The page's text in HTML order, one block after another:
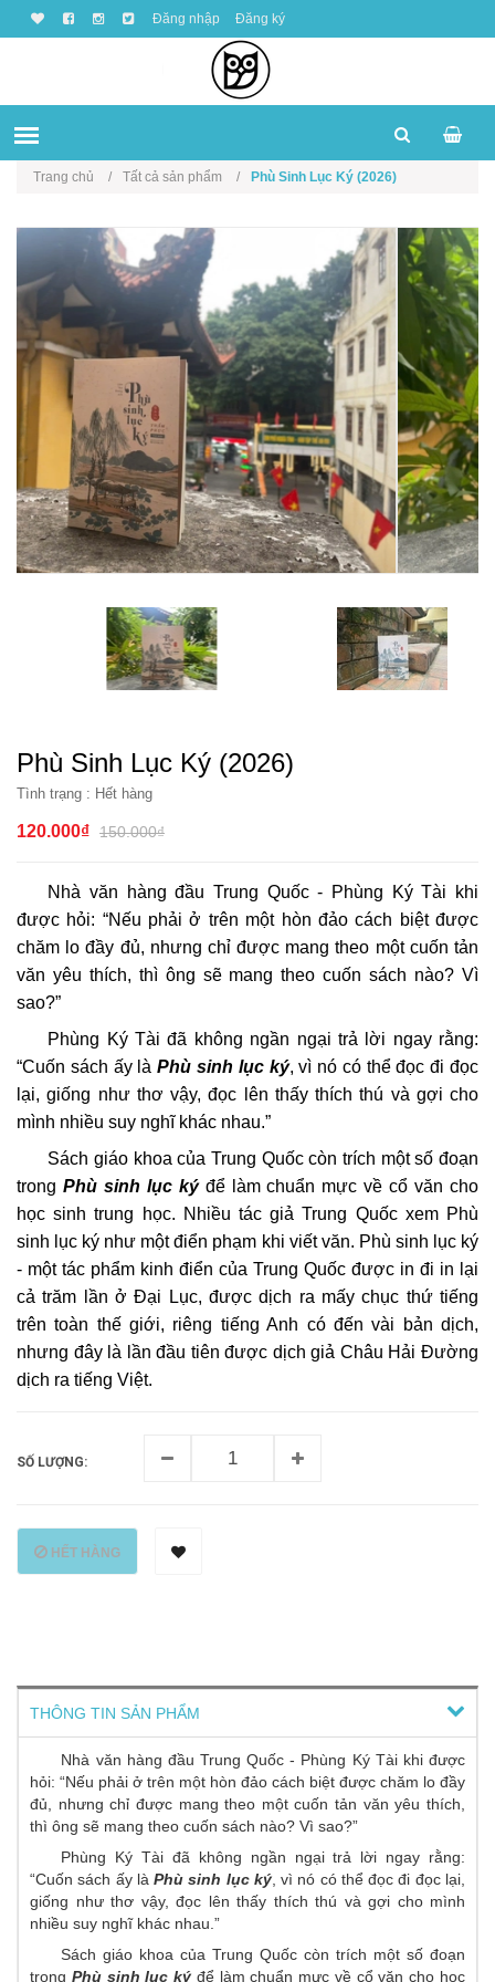
Đăng nhập Đăng ký
Trang chủ Tất cả sản phẩm Phù Sinh Lục Ký (2026)
Phù Sinh Lục Ký (2026)
Tình trạng : Hết hàng
120.000₫ 150.000₫
Nhà văn hàng đầu Trung Quốc - Phùng Ký Tài khi
được hỏi: “Nếu phải ở trên một hòn đảo cách biệt được
chăm lo đầy đủ, nhưng chỉ được mang theo một cuốn tản
văn yêu thích, thì ông sẽ mang theo cuốn sách nào? Vì
sao?”
Phùng Ký Tài đã không ngần ngại trả lời ngay rằng:
“Cuốn sách ấy làPhù sinh lục ký, vì nó có thể đọc đi đọc
lại, giống như thơ vậy, đọc lên thấy thích thú và gợi cho
mình nhiều suy nghĩ khác nhau.”
Sách giáo khoa của Trung Quốc còn trích một số đoạn
trong Phù sinh lục kýđể làm chuẩn mực về cổ văn cho
học sinh trung học. Nhiều tác giả Trung Quốc xem Phù
sinh lục ký như một điển phạm khi viết văn. Phù sinh lục ký
- một tác phẩm kinh điển của Trung Quốc được in đi in lại
cả trăm lần ở Đại Lục, được dịch ra mấy chục thứ tiếng
trên toàn thế giới, riêng tiếng Anh có đến vài bản dịch,
nhưng đây là lần đầu tiên được dịch giả Châu Hải Đường
dịch ra tiếng Việt.
SỐ LƯỢNG:
HẾT HÀNG
THÔNG TIN SẢN PHẨM
Nhà văn hàng đầu Trung Quốc - Phùng Ký Tài khi được
hỏi: “Nếu phải ở trên một hòn đảo cách biệt được chăm lo đầy
đủ, nhưng chỉ được mang theo một cuốn tản văn yêu thích,
thì ông sẽ mang theo cuốn sách nào? Vì sao?”
Phùng Ký Tài đã không ngần ngại trả lời ngay rằng:
“Cuốn sách ấy làPhù sinh lục ký, vì nó có thể đọc đi đọc lại,
giống như thơ vậy, đọc lên thấy thích thú và gợi cho mình
nhiều suy nghĩ khác nhau.”
Sách giáo khoa của Trung Quốc còn trích một số đoạn
trong Phù sinh lục ký để làm chuẩn mực về cổ văn cho học